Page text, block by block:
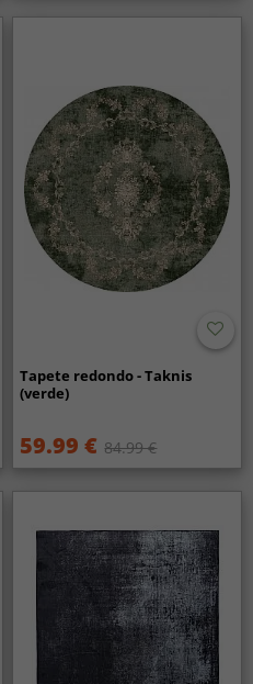
Tapete redondo - Taknis
(verde)
59.99 € 84.99 €